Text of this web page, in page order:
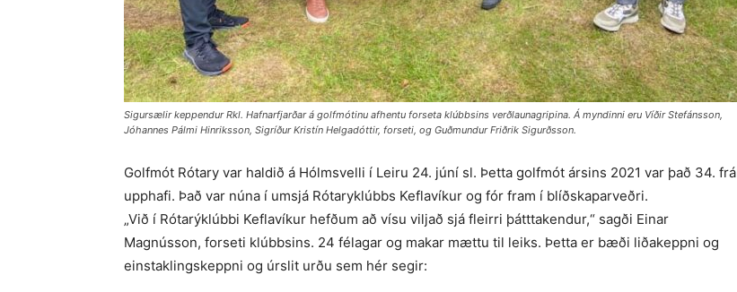
Sigursælir keppendur Rkl. Hafnarfjarðar á golfmótinu afhentu forseta klúbbsins verðlaunagripina. Á myndinni eru Víðir Stefánsson,
Jóhannes Pálmi Hinriksson, Sigríður Kristín Helgadóttir, forseti, og Guðmundur Friðrik Sigurðsson.
Golfmót Rótary var haldið á Hólmsvelli í Leiru 24. júní sl. Þetta golfmót ársins 2021 var það 34. frá
upphafi. Það var núna í umsjá Rótaryklúbbs Keflavíkur og fór fram í blíðskaparveðri.
„Við í Rótarýklúbbi Keflavíkur hefðum að vísu viljað sjá fleirri þátttakendur,“ sagði Einar
Magnússon, forseti klúbbsins. 24 félagar og makar mættu til leiks. Þetta er bæði liðakeppni og
einstaklingskeppni og úrslit urðu sem hér segir: